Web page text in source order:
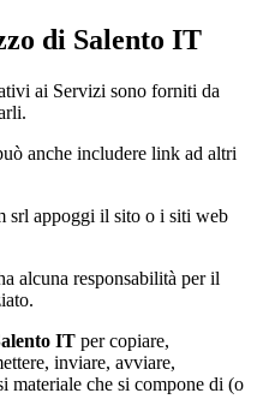
di Salento IT
ai Servizi sono forniti da
anche includere link ad altri
srl appoggi il sito o i siti web
alcuna responsabilità per il
IT per copiare,
inviare, avviare,
materiale che si compone di (o